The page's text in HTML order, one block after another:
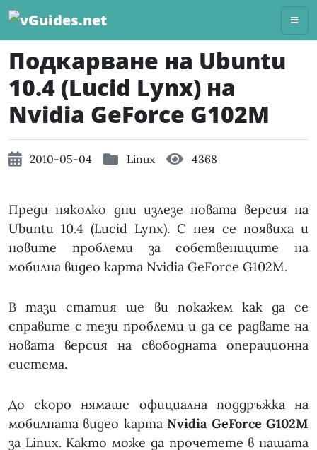
Skip
Подкарване на Ubuntu
10.4 (Lucid Lynx) на
Nvidia GeForce G102M
2010-05-04 Linux 4368
Преди няколко дни излезе новата версия на
Ubuntu 10.4 (Lucid Lynx). С нея се появиха и
новите проблеми за собствениците на
мобилна видео карта Nvidia GeForce G102M.
В тази статия ще ви покажем как да се
справите с тези проблеми и да се радвате на
новата версия на свободната операционна
система.
До скоро нямаше официална поддръжка на
мобилната видео картаNvidia GeForce G102M
за Linux. Както може да прочетете в нашата